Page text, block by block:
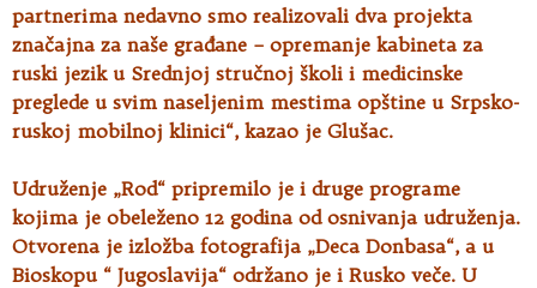
partnerima nedavno smo realizovali dva projekta
značajna za naše građane – opremanje kabineta za
ruski jezik u Srednjoj stručnoj školi i medicinske
preglede u svim naseljenim mestima opštine u Srpsko-
ruskoj mobilnoj klinici“, kazao je Glušac.
Udruženje „Rod“ pripremilo je i druge programe
kojima je obeleženo 12 godina od osnivanja udruženja.
Otvorena je izložba fotografija „Deca Donbasa“, a u
Bioskopu “ Jugoslavija“ održano je i Rusko veče. U